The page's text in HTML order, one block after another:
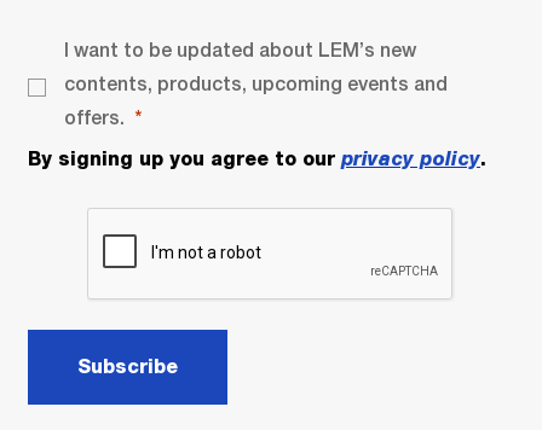
I want to be updated about LEM’s new
contents, products, upcoming events and
offers.
By signing up you agree to our privacy policy.
Subscribe